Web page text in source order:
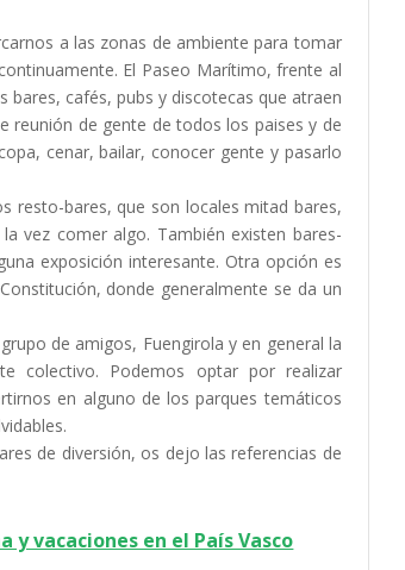
a las zonas de ambiente para tomar
El Paseo Marítimo, frente al
cafés, pubs y discotecas que atraen
reunión de gente de todos los paises y de
cenar, bailar, conocer gente y pasarlo
resto-bares, que son locales mitad bares,
vez comer algo. También existen bares-
exposición interesante. Otra opción es
donde generalmente se da un
de amigos, Fuengirola y en general la
colectivo. Podemos optar por realizar
en alguno de los parques temáticos
de diversión, os dejo las referencias de
y vacaciones en el País Vasco